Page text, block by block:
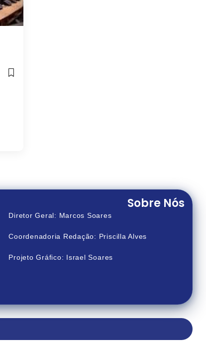
Sobre Nós
Diretor Geral: Marcos Soares
Coordenadoria Redação: Priscilla Alves
Projeto Gráfico: Israel Soares